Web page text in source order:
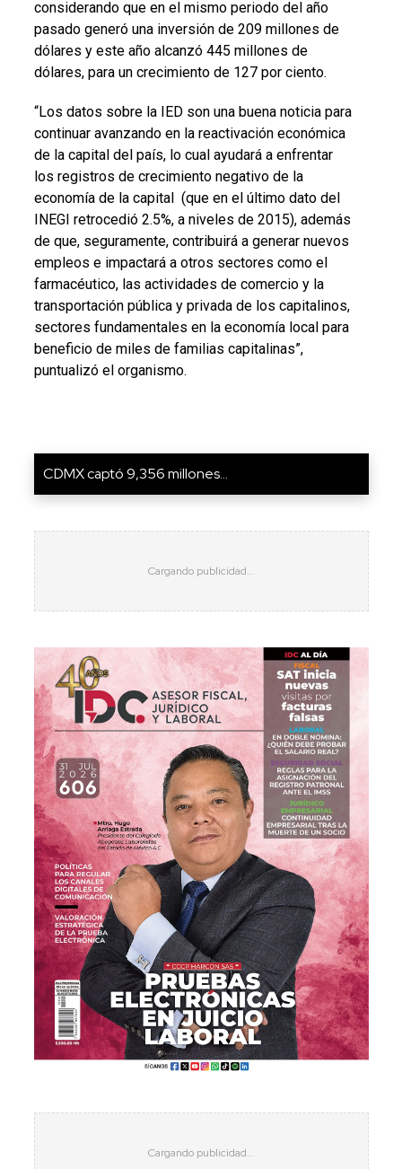
considerando que en el mismo periodo del año
pasado generó una inversión de 209 millones de
dólares y este año alcanzó 445 millones de
dólares, para un crecimiento de 127 por ciento.
“Los datos sobre la IED son una buena noticia para
continuar avanzando en la reactivación económica
de la capital del país, lo cual ayudará a enfrentar
los registros de crecimiento negativo de la
economía de la capital (que en el último dato del
INEGI retrocedió 2.5%, a niveles de 2015), además
de que, seguramente, contribuirá a generar nuevos
empleos e impactará a otros sectores como el
farmacéutico, las actividades de comercio y la
transportación pública y privada de los capitalinos,
sectores fundamentales en la economía local para
beneficio de miles de familias capitalinas”,
puntualizó el organismo.
CDMX captó 9,356 millones...